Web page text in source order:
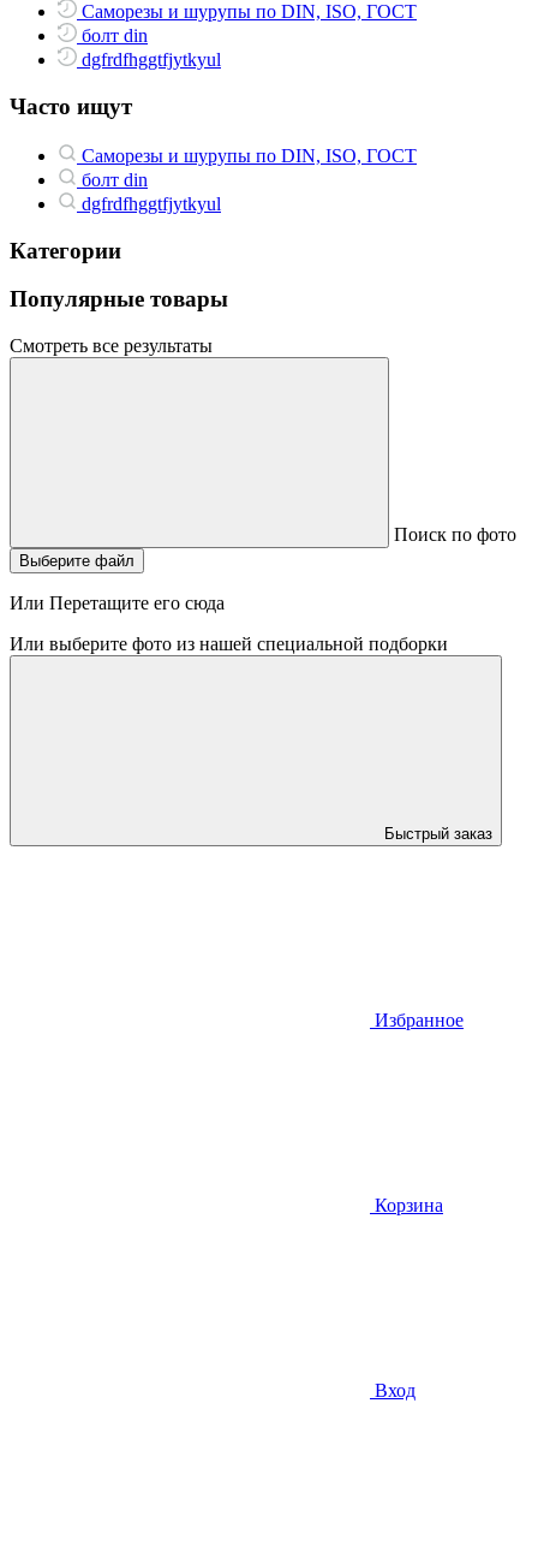
Саморезы и шурупы по DIN, ISO, ГОСТ
болт din
dgfrdfhggtfjytkyul
Часто ищут
Саморезы и шурупы по DIN, ISO, ГОСТ
болт din
dgfrdfhggtfjytkyul
Категории
Популярные товары
Смотреть все результаты
Поиск по фото
Выберите файл
Или Перетащите его сюда
Или выберите фото из нашей специальной подборки
Быстрый заказ
Избранное
Корзина
Вход